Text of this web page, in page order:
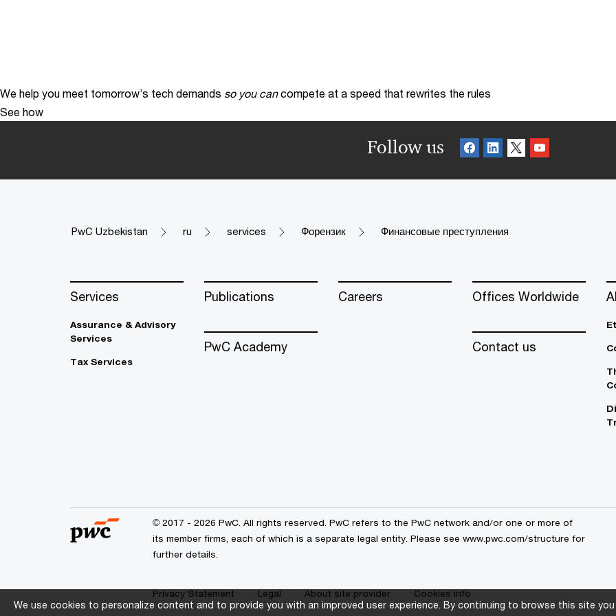
We use cookies to personalize content and to provide you with an improved user experience. By continuing to browse this site
We help you meet tomorrow’s tech demands so you can compete at a speed that rewrites the rules
See how
Follow us
PwC Uzbekistan ru services Форензик Финансовые преступления
Services
Assurance & Advisory
Services
Tax Services
Publications
PwC Academy
Careers Offices Worldwide
Contact us
© 2017 - 2026 PwC. All rights reserved. PwC refers to the PwC network and/or one or more of
its member firms, each of which is a separate legal entity. Please see www.pwc.com/structure for
further details.
Privacy Statement Legal About site provider Cookies info